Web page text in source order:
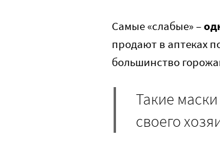
Самые «слабые» –
продают в аптеках
большинство
Такие
своего